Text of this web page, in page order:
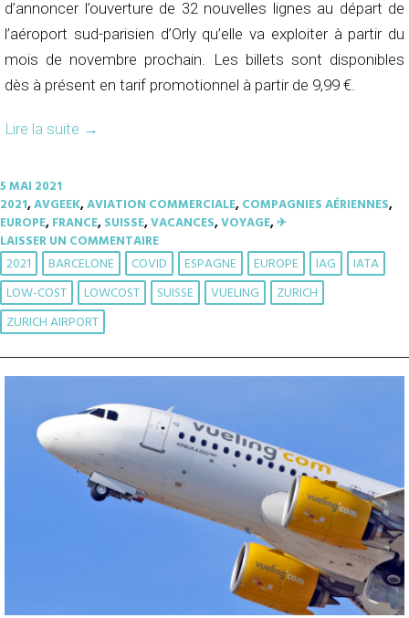
d’annoncer l’ouverture de 32 nouvelles lignes au départ de
l’aéroport sud-parisien d’Orly qu’elle va exploiter à partir du
mois de novembre prochain. Les billets sont disponibles
dès à présent en tarif promotionnel à partir de 9,99 €.
Lire la suite →
5 MAI 2021
2021,AVGEEK,AVIATION COMMERCIALE,COMPAGNIES AÉRIENNES,
EUROPE,FRANCE,SUISSE,VACANCES,VOYAGE,✈︎
LAISSER UN COMMENTAIRE
2021 BARCELONE COVID ESPAGNE EUROPE IAG
IATA
LOW-COST
LOWCOST SUISSE VUELING
ZURICH
ZURICH AIRPORT